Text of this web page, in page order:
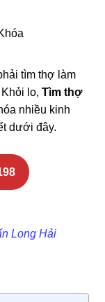
tìm thợ làm
Khỏi lo,Tìm thợ
nhiều kinh
dưới đây.
Long Hải